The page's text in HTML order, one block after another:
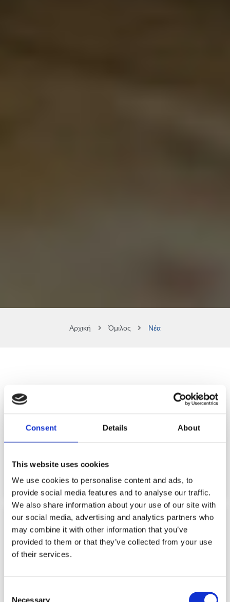
Consent Details About
This website uses cookies
We use cookies to personalise content and ads, to
provide social media features and to analyse our traffic.
We also share information about your use of our site with
our social media, advertising and analytics partners who
may combine it with other information that you’ve
provided to them or that they’ve collected from your use
of their services.
Necessary
Αρχική Όμιλος Νέα
ΑΝΑΚΟΙΝΩΣΗ ΑΝΑΚΛΗΣΗΣ ΠΡΟΪΟΝΤΟΣ
των διαδικασιών που εφαρμόζει για τη διασφάλιση της
ενημερώνει το ...
Διαβάστε Περισσότερα